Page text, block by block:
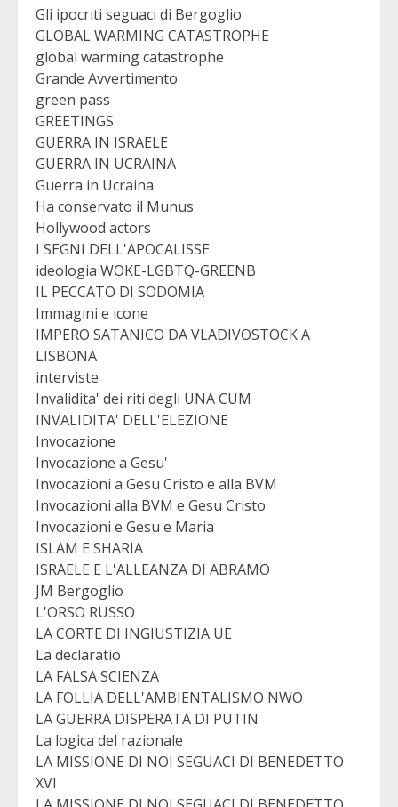
Gli ipocriti seguaci di Bergoglio
GLOBAL WARMING CATASTROPHE
global warming catastrophe
Grande Avvertimento
green pass
GREETINGS
GUERRA IN ISRAELE
GUERRA IN UCRAINA
Guerra in Ucraina
Ha conservato il Munus
Hollywood actors
I SEGNI DELL'APOCALISSE
ideologia WOKE-LGBTQ-GREENB
IL PECCATO DI SODOMIA
Immagini e icone
IMPERO SATANICO DA VLADIVOSTOCK A
LISBONA
interviste
Invalidita' dei riti degli UNA CUM
INVALIDITA' DELL'ELEZIONE
Invocazione
Invocazione a Gesu'
Invocazioni a Gesu Cristo e alla BVM
Invocazioni alla BVM e Gesu Cristo
Invocazioni e Gesu e Maria
ISLAM E SHARIA
ISRAELE E L'ALLEANZA DI ABRAMO
JM Bergoglio
L'ORSO RUSSO
LA CORTE DI INGIUSTIZIA UE
La declaratio
LA FALSA SCIENZA
LA FOLLIA DELL'AMBIENTALISMO NWO
LA GUERRA DISPERATA DI PUTIN
La logica del razionale
LA MISSIONE DI NOI SEGUACI DI BENEDETTO
XVI